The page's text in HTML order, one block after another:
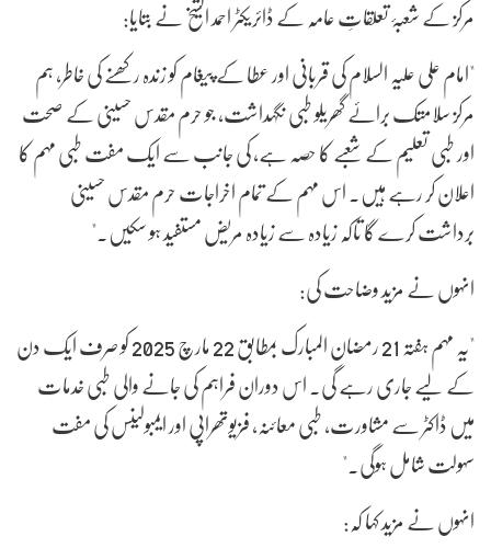
مرکز کے شعبۂ تعلقاتِ عامہ کے ڈائریکٹر احمد الشیخ نے بتایا:
"امام علی علیہ السلام کی قربانی اور عطا کے پیغام کو زندہ رکھنے کی خاطر، ہم
مرکز سلامتک برائے گھریلو طبی نگہداشت، جو حرم مقدس حسینی کے صحت
اور طبی تعلیم کے شعبے کا حصہ ہے، کی جانب سے ایک مفت طبی مہم کا
اعلان کر رہے ہیں۔ اس مہم کے تمام اخراجات حرم مقدس حسینی
برداشت کرے گا تاکہ زیادہ سے زیادہ مریض مستفید ہو سکیں۔"
انہوں نے مزید وضاحت کی:
"یہ مہم ہفتہ 21 رمضان المبارک بمطابق 22 مارچ 2025 کو صرف ایک دن
کے لیے جاری رہے گی۔ اس دوران فراہم کی جانے والی طبی خدمات
میں ڈاکٹر سے مشاورت، طبی معائنہ، فزیوتھراپی اور ایمبولینس کی مفت
سہولت شامل ہوگی۔"
انہوں نے مزید کہا کہ: